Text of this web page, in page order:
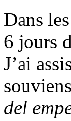
Dans
6 jours
J’ai
del